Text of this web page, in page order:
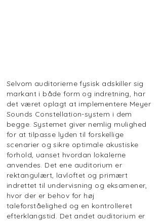
Selvom auditorierne fysisk adskiller sig
markant i både form og indretning, har
det været oplagt at implementere Meyer
Sounds Constellation-system i dem
begge. Systemet giver nemlig mulighed
for at tilpasse lyden til forskellige
scenarier og sikre optimale akustiske
forhold, uanset hvordan lokalerne
anvendes. Det ene auditorium er
rektangulært, lavloftet og primært
indrettet til undervisning og eksamener,
hvor der er behov for høj
taleforståelighed og en kontrolleret
efterklangstid. Det andet auditorium er